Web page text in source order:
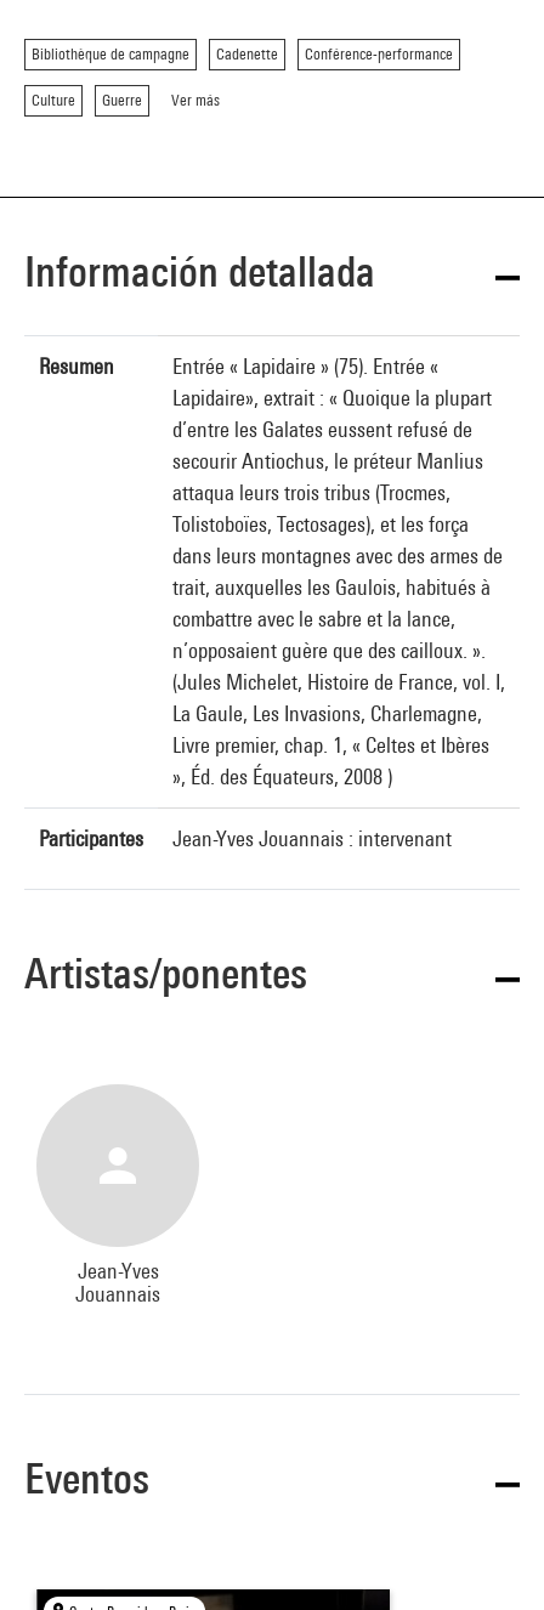
Bibliothèque de campagne Cadenette Conférence-performance
Culture Guerre Ver más
Información detallada
Resumen
Entrée « Lapidaire » (75). Entrée «
Lapidaire», extrait : « Quoique la plupart
d’entre les Galates eussent refusé de
secourir Antiochus, le préteur Manlius
attaqua leurs trois tribus (Trocmes,
Tolistoboïes, Tectosages), et les força
dans leurs montagnes avec des armes de
trait, auxquelles les Gaulois, habitués à
combattre avec le sabre et la lance,
n’opposaient guère que des cailloux. ».
(Jules Michelet, Histoire de France, vol. I,
La Gaule, Les Invasions, Charlemagne,
Livre premier, chap. 1, « Celtes et Ibères
», Éd. des Équateurs, 2008 )
Participantes Jean-Yves Jouannais : intervenant
Artistas/ponentes
Jean-Yves
Jouannais
Eventos